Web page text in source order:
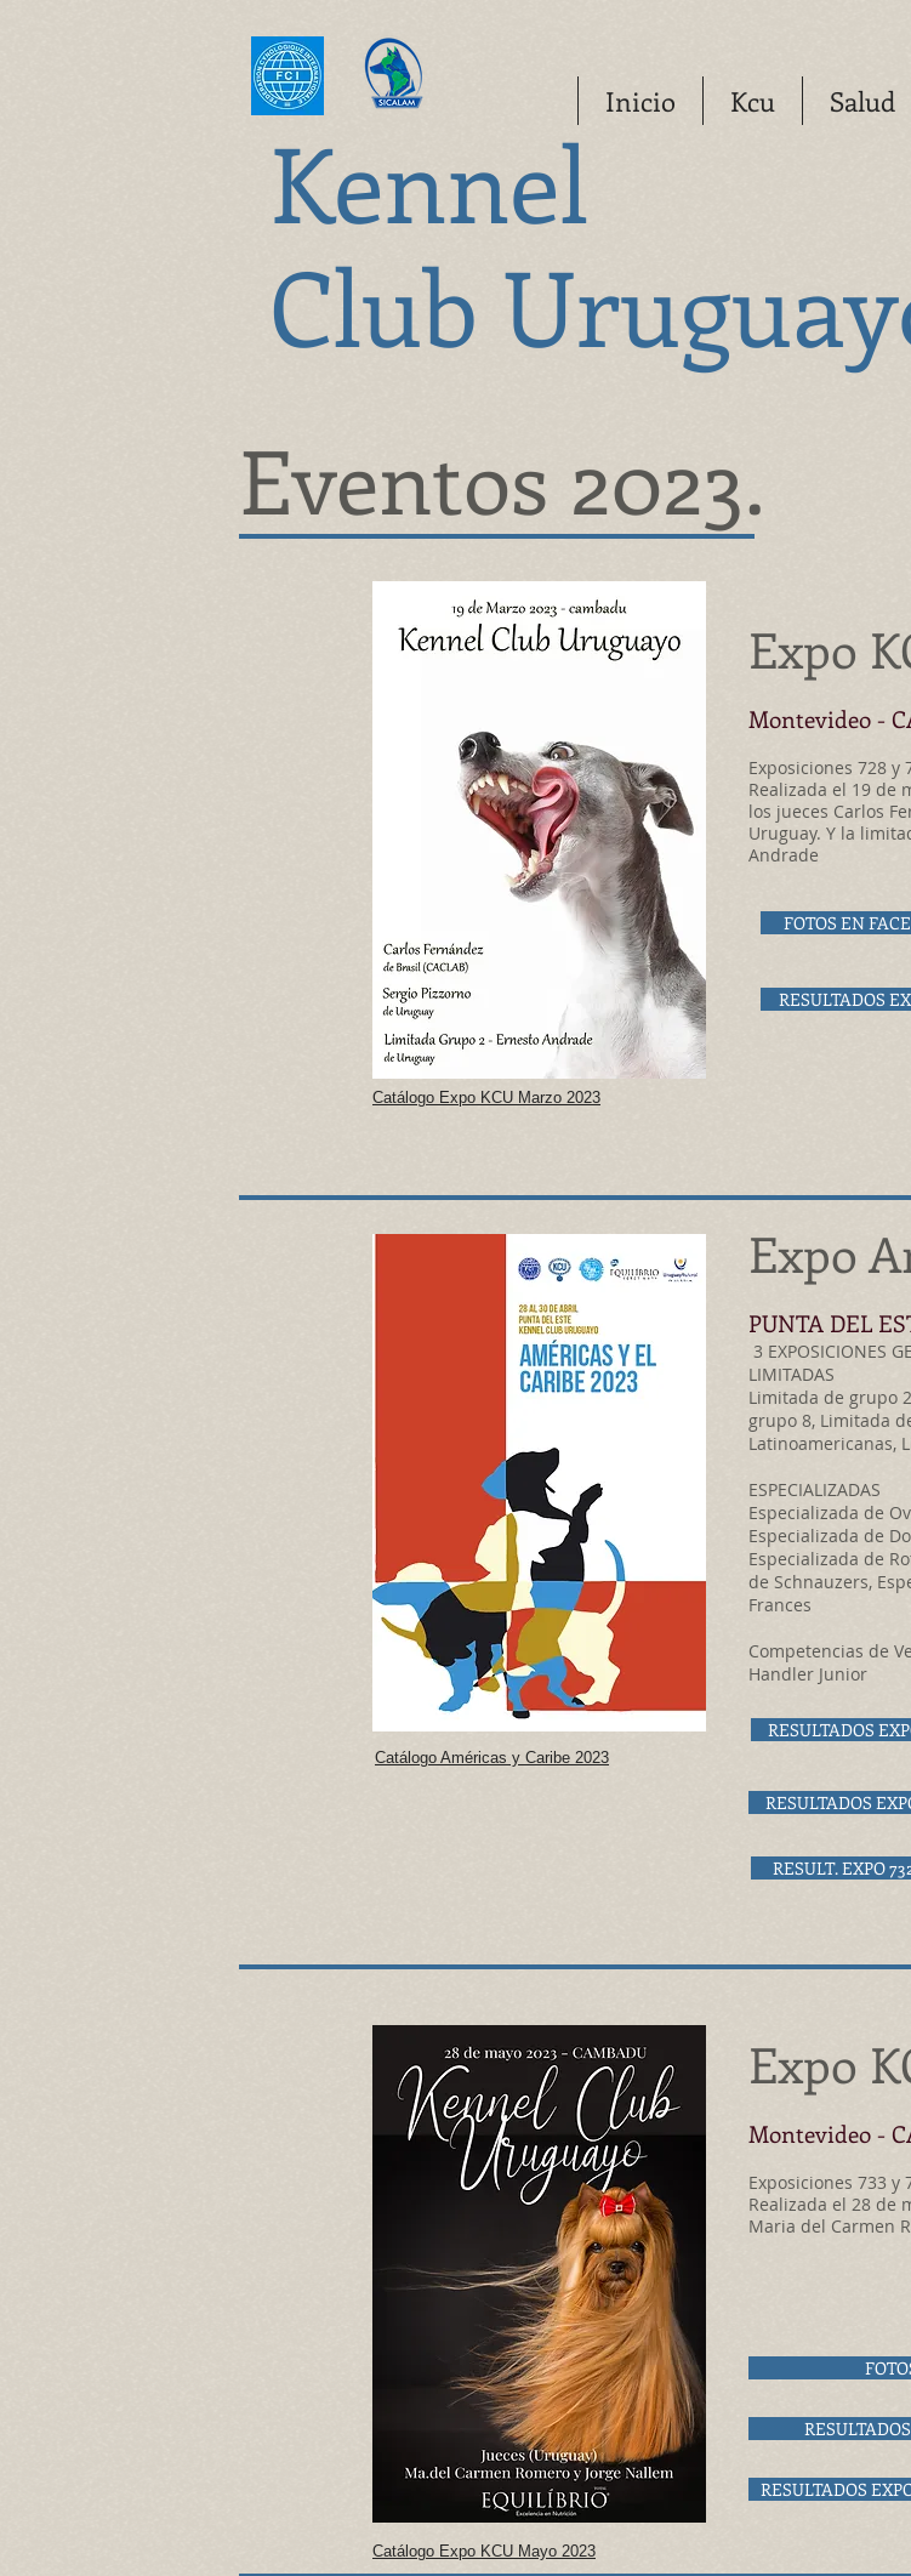
Inicio Kcu Salud
Kennel
Club
Eventos 2023.
Expo
Montevideo -
Exposiciones 728 y
Realizada el 19 de
los jueces Carlos
Uruguay. Y la
Andrade
FOTOS EN
RESULTADOS
Catálogo Expo KCU Marzo 2023
Expo
PUNTA DEL
3 EXPOSICIONES
LIMITADAS
Limitada de grupo
grupo 8, Limitada
Latinoamericanas,
ESPECIALIZADAS
Especializada de
Especializada de
Especializada de
de Schnauzers,
Frances
Competencias de
Handler Junior
Catálogo Américas y Caribe 2023
RESULTADOS
RESULTADOS
RESULT. EXPO
Expo
Montevideo -
Exposiciones 733 y
Realizada el 28 de
Maria del Carmen
RESULTADOS
Catálogo Expo KCU Mayo 2023